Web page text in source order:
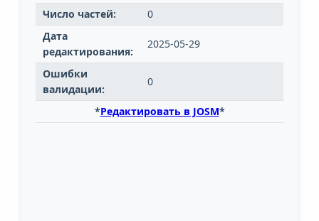
Число частей:
0
Дата
редактирования:
2025-05-29
Ошибки
валидации:
0
*Редактировать в JOSM*